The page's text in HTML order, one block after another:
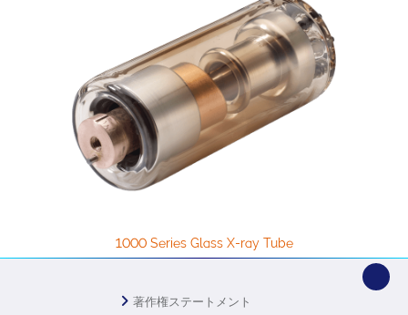
1000 Series Glass X-ray Tube
著作権ステートメント